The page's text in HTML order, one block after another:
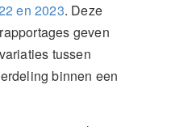
en 2023. Deze
geven
tussen
binnen een